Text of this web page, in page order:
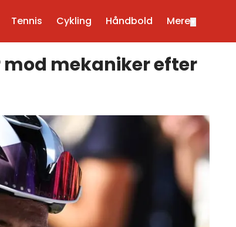
Tennis Cykling Håndbold Mere
mod mekaniker efter